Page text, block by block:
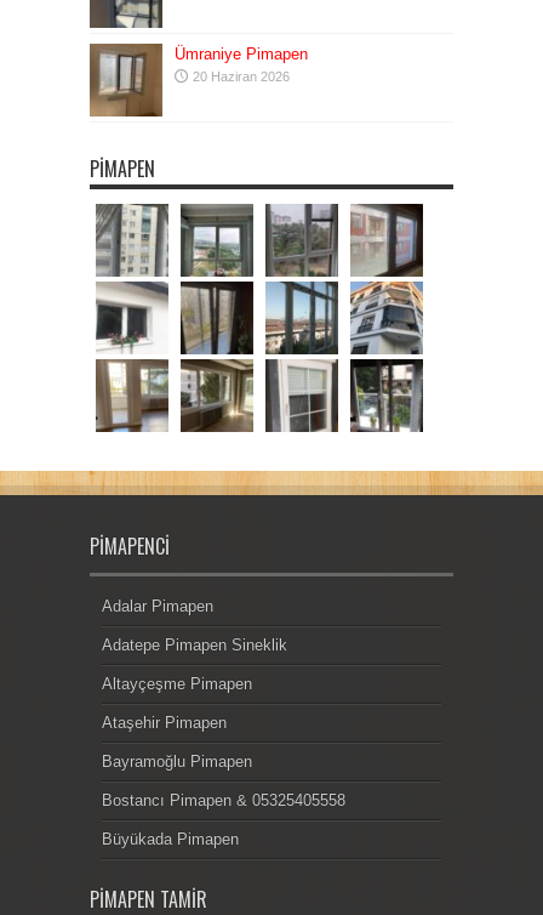
Ümraniye Pimapen
20 Haziran 2026
PIMAPEN
PIMAPENCI
Adalar Pimapen
Adatepe Pimapen Sineklik
Altayçeşme Pimapen
Ataşehir Pimapen
Bayramoğlu Pimapen
Bostancı Pimapen & 05325405558
Büyükada Pimapen
PIMAPEN TAMIR